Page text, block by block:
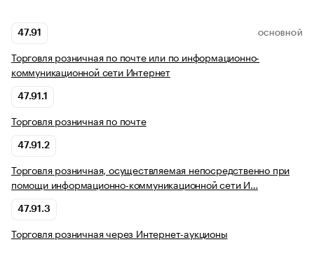
47.91 ОСНОВНОЙ
Торговля розничная по почте или по информационно-
коммуникационной сети Интернет
47.91.1
Торговля розничная по почте
47.91.2
Торговля розничная, осуществляемая непосредственно при
помощи информационно-коммуникационной сети И…
47.91.3
Торговля розничная через Интернет-аукционы